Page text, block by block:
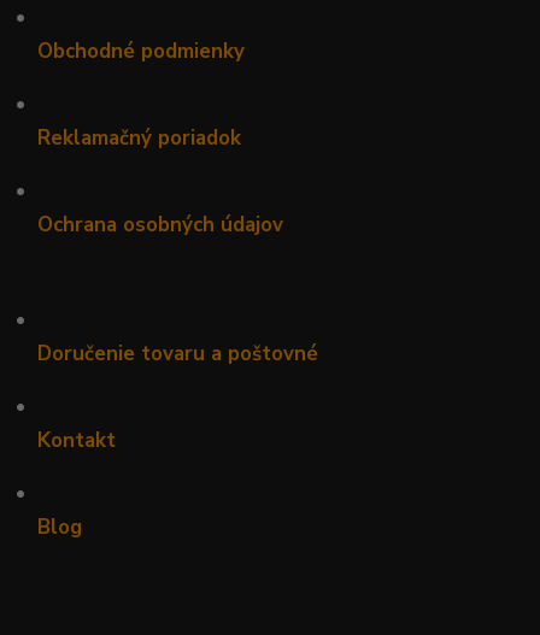
•
Obchodné podmienky
•
Reklamačný poriadok
•
Ochrana osobných údajov
•
Doručenie tovaru a poštovné
•
Kontakt
•
Blog